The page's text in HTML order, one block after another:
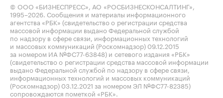
© ООО «БИЗНЕСПРЕСС», АО «РОСБИЗНЕСКОНСАЛТИНГ»,
1995–2026 . Сообщения и материалы информационного
агентства «РБК» (свидетельство о регистрации средства
массовой информации выдано Федеральной службой
по надзору в сфере связи, информационных технологий
и массовых коммуникаций (Роскомнадзор) 09.12.2015
за номером ИА №ФС77-63848) и сетевого издания «РБК»
(свидетельство о регистрации средства массовой информации
выдано Федеральной службой по надзору в сфере связи,
информационных технологий и массовых коммуникаций
(Роскомнадзор) 03.12.2021 за номером ЭЛ №ФС77-82385)
сопровождаются пометкой «РБК».